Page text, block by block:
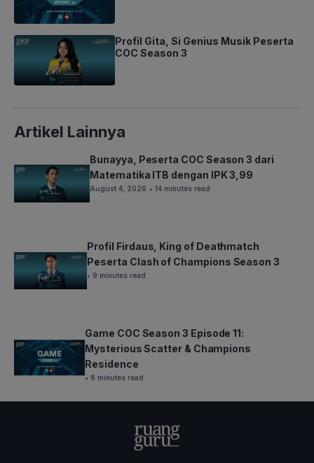
Profil Gita, Si Genius Musik Peserta
COC Season 3
Artikel Lainnya
Bunayya, Peserta COC Season 3 dari
Matematika ITB dengan IPK 3,99
August 4, 2026 • 14 minutes read
Profil Firdaus, King of Deathmatch
Peserta Clash of Champions Season 3
• 9 minutes read
Game COC Season 3 Episode 11:
Mysterious Scatter & Champions
Residence
• 8 minutes read